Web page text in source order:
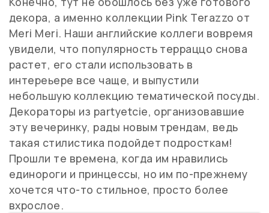
декора, а именно коллекции Pink Terazzo от
Meri Meri. Наши английские коллеги вовремя
увидели, что популярность терраццо снова
растет, его стали использовать в
интереьере все чаще, и выпустили
небольшую коллекцию тематической посуды.
Декораторы из partyetcie, организовавшие
эту вечеринку, рады новым трендам, ведь
такая стилистика подойдет подросткам!
Прошли те времена, когда им нравились
единороги и принцессы, но им по-прежнему
хочется что-то стильное, просто более
вхрослое.